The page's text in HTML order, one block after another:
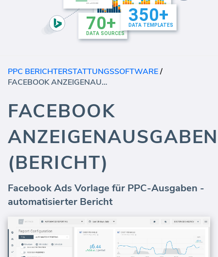
PPC BERICHTERSTATTUNGSSOFTWARE/
FACEBOOK ANZEIGENAUSGABEN (BERICHT)
FACEBOOK
ANZEIGENAUSGABEN
(BERICHT)
Facebook Ads Vorlage für PPC-Ausgaben -
automatisierter Bericht